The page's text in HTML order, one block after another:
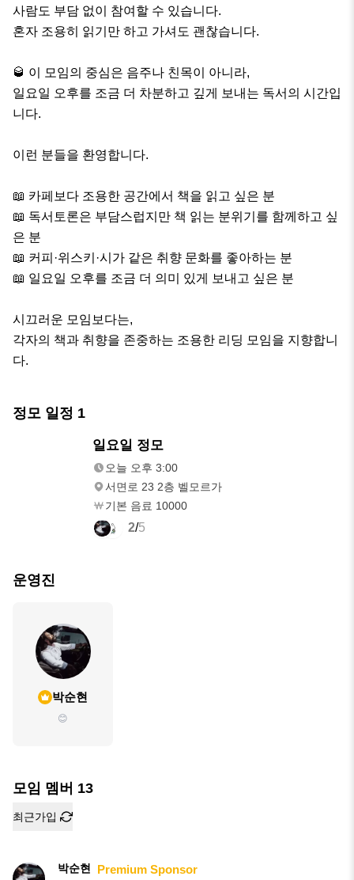
사람도 부담 없이 참여할 수 있습니다.
혼자 조용히 읽기만 하고 가셔도 괜찮습니다.
🥃 이 모임의 중심은 음주나 친목이 아니라,
일요일 오후를 조금 더 차분하고 깊게 보내는 독서의 시간입
니다.
이런 분들을 환영합니다.
📖 카페보다 조용한 공간에서 책을 읽고 싶은 분
📖 독서토론은 부담스럽지만 책 읽는 분위기를 함께하고 싶
은 분
📖 커피·위스키·시가 같은 취향 문화를 좋아하는 분
📖 일요일 오후를 조금 더 의미 있게 보내고 싶은 분
시끄러운 모임보다는,
각자의 책과 취향을 존중하는 조용한 리딩 모임을 지향합니
다.
정모 일정 1
일요일 정모
오늘 오후 3:00
서면로 23 2층 벨모르가
기본 음료 10000
2/5
운영진
박순현
😊
모임 멤버 13
최근가입
박순현 Premium Sponsor